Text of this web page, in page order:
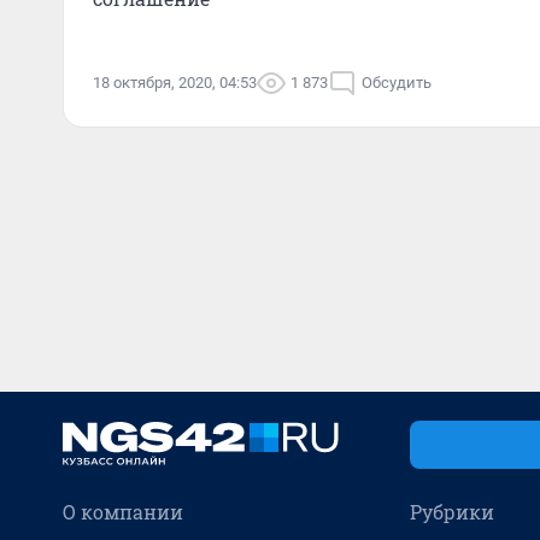
18 октября, 2020, 04:53 1 873 Обсудить
О компании Рубрики